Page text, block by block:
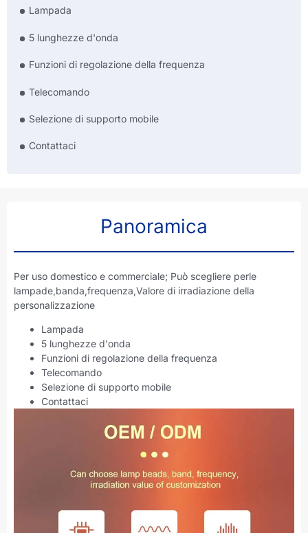
Lampada
5 lunghezze d'onda
Funzioni di regolazione della frequenza
Telecomando
Selezione di supporto mobile
Contattaci
Panoramica
Per uso domestico e commerciale; Può scegliere perle
lampade,banda,frequenza,Valore di irradiazione della
personalizzazione
Lampada
5 lunghezze d'onda
Funzioni di regolazione della frequenza
Telecomando
Selezione di supporto mobile
Contattaci